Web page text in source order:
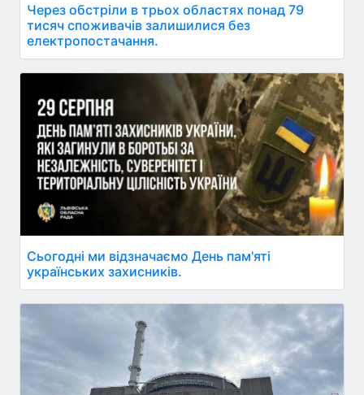
Через обстріли в трьох областях понад 79
тисяч споживачів залишилися без
електропостачання.
Сьогодні ми відзначаємо День пам'яті
українських захисників.